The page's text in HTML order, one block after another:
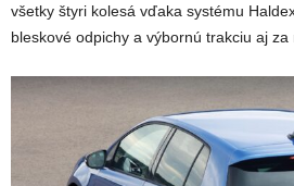
všetky štyri kolesá vďaka systému
bleskové odpichy a výbornú trakciu aj za